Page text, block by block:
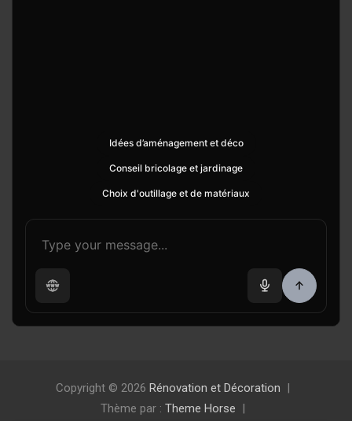
Idées d’aménagement et déco
Conseil bricolage et jardinage
Choix d'outillage et de matériaux
Copyright © 2026 Rénovation et Décoration
Thème par : Theme Horse